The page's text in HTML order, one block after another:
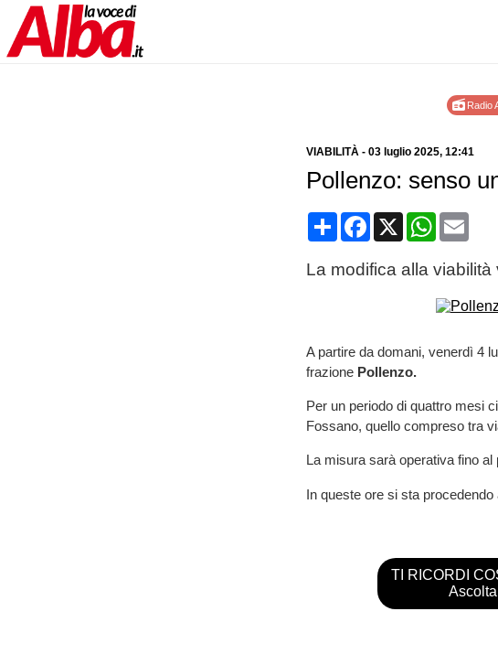
Radio
VIABILITÀ- 03 luglio 2025, 12:41
Pollenzo: senso
CondividiFacebook
X WhatsApp
Email
La modifica alla
A partire da domani, venerdì 4
frazione Pollenzo.
Per un periodo di quattro mesi
Fossano, quello compreso tra
La misura sarà operativa fino
In queste ore si sta procedendo
TI RICORDI